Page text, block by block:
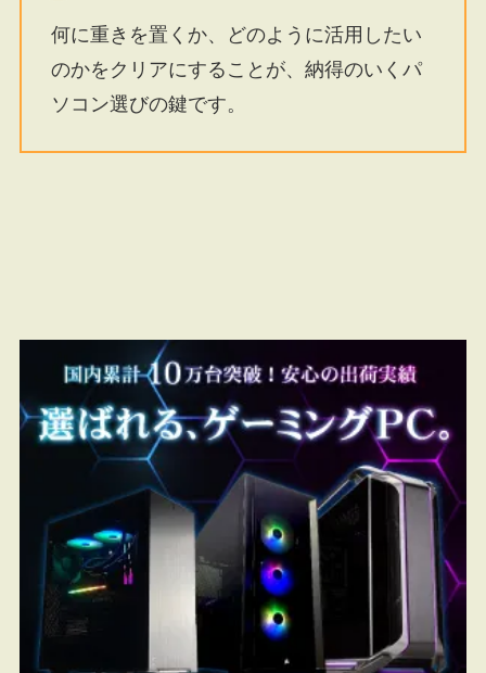
何に重きを置くか、どのように活用したい
のかをクリアにすることが、納得のいくパ
ソコン選びの鍵です。